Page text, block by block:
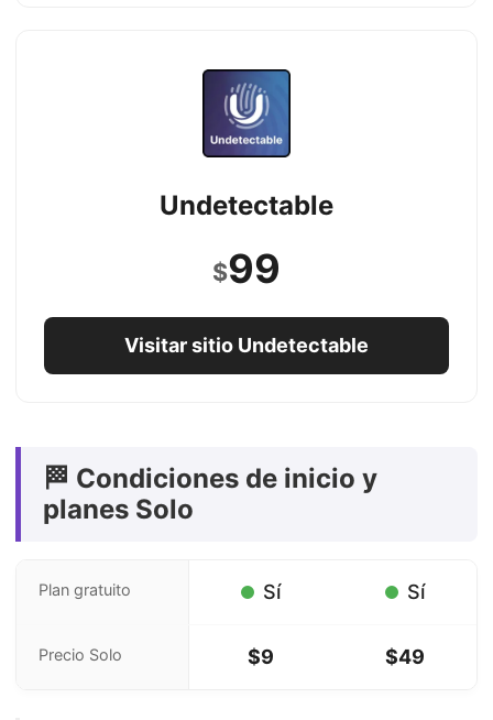
Undetectable
$99
Visitar sitio Undetectable
🏁 Condiciones de inicio y
planes Solo
Plan gratuito Sí Sí
Precio Solo $9 $49